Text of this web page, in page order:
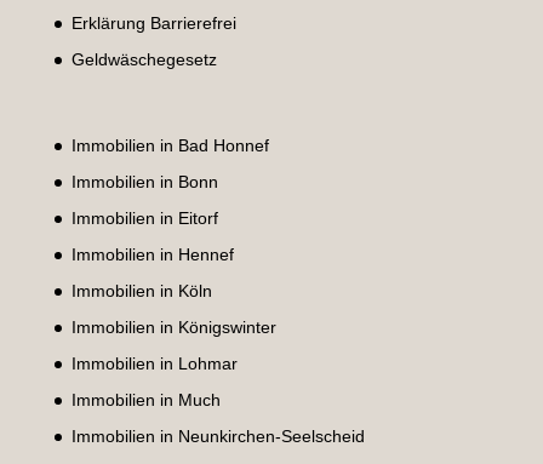
Erklärung Barrierefrei
Geldwäschegesetz
Immobilien in Bad Honnef
Immobilien in Bonn
Immobilien in Eitorf
Immobilien in Hennef
Immobilien in Köln
Immobilien in Königswinter
Immobilien in Lohmar
Immobilien in Much
Immobilien in Neunkirchen-Seelscheid